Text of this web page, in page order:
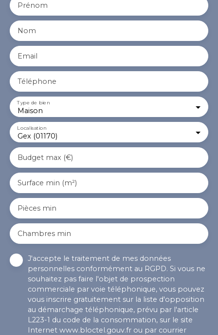
Prénom
Nom
Email
Téléphone
Maison
Type de bien
Gex (01170)
Localisation
Budget max (€)
Surface min (m²)
Pièces min
Chambres min
J'accepte le traitement de mes données
personnelles conformément au RGPD. Si vous ne
souhaitez pas faire l'objet de prospection
commerciale par voie téléphonique, vous pouvez
vous inscrire gratuitement sur la liste d'opposition
au démarchage téléphonique, prévu par l'article
L223-1 du code de la consommation, sur le site
Internet www.bloctel.gouv.fr ou par courrier